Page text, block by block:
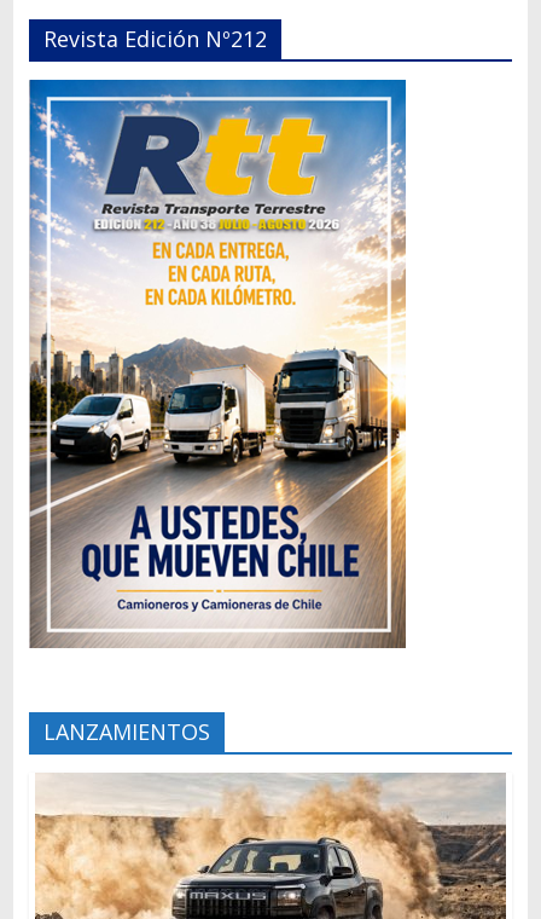
Revista Edición Nº212
LANZAMIENTOS